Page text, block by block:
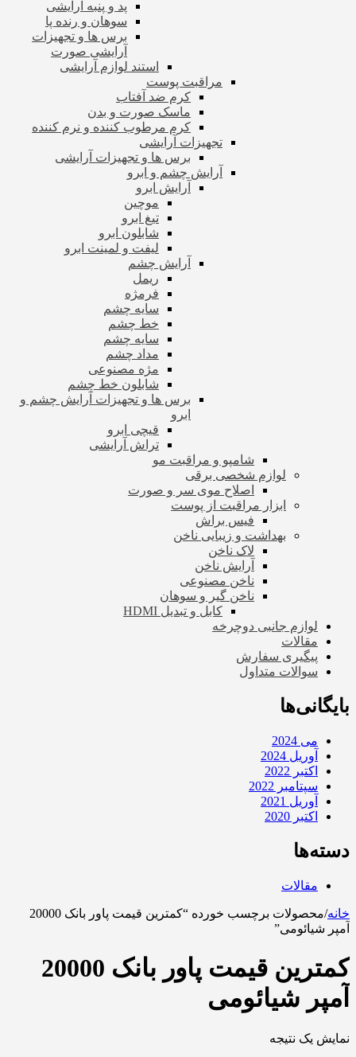
پد و پنبه آرایشی
سوهان و رنده پا
برس ها و تجهیزات
آرایشی صورت
استند لوازم آرایشی
مراقبت پوست
کرم ضد آفتاب
ماسک صورت و بدن
کرم مرطوب کننده و نرم کننده
تجهیزات آرایشی
برس ها و تجهیزات آرایشی
آرایش چشم و ابرو
آرایش ابرو
موچین
تیغ ابرو
شابلون ابرو
لیفت و لمینت ابرو
آرایش چشم
ریمل
فرمژه
سایه چشم
خط چشم
سایه چشم
مداد چشم
مژه مصنوعی
شابلون خط چشم
برس ها و تجهیزات آرایش چشم و
ابرو
قیچی ابرو
تراش آرایشی
شامپو و مراقبت مو
لوازم شخصی برقی
اصلاح موی سر و صورت
ابزار مراقبت از پوست
فیس براش
بهداشت و زیبایی ناخن
لاک ناخن
آرایش ناخن
ناخن مصنوعی
ناخن گیر و سوهان
کابل و تبدیل HDMI
لوازم جانبی دوچرخه
مقالات
پیگیری سفارش
سوالات متداول
بایگانی‌ها
می 2024
آوریل 2024
اکتبر 2022
سپتامبر 2022
آوریل 2021
اکتبر 2020
دسته‌ها
مقالات
خانه/
محصولات برچسب خورده “کمترین قیمت پاور بانک 20000
آمپر شیائومی”
کمترین قیمت پاور بانک 20000
آمپر شیائومی
نمایش یک نتیجه